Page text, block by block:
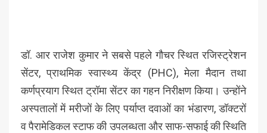
डॉ. आर राजेश कुमार ने सबसे पहले गौचर स्थित रजिस्ट्रेशन
सेंटर, प्राथमिक स्वास्थ्य केंद्र (PHC), मेला मैदान तथा
कर्णप्रयाग स्थित ट्रॉमा सेंटर का गहन निरीक्षण किया। उन्होंने
अस्पतालों में मरीजों के लिए पर्याप्त दवाओं का भंडारण, डॉक्टरों
व पैरामेडिकल स्टाफ की उपलब्धता और साफ-सफाई की स्थिति